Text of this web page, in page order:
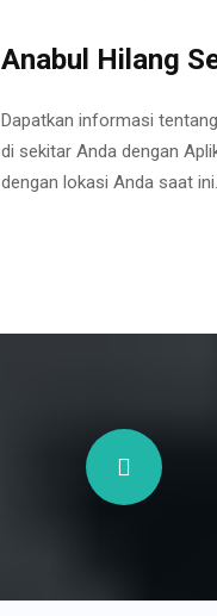
Anabul Hilang
Dapatkan informasi
di sekitar Anda dengan
dengan lokasi Anda saat ini.